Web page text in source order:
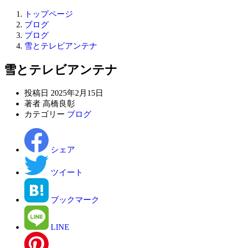
トップページ
ブログ
ブログ
雪とテレビアンテナ
雪とテレビアンテナ
投稿日 2025年2月15日
著者 高橋良彰
カテゴリー ブログ
シェア
ツイート
ブックマーク
LINE